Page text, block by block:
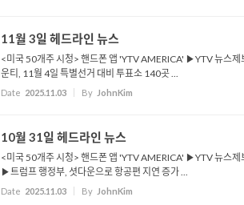
11월 3일 헤드라인 뉴스
<미국 50개주 시청> 핸드폰 앱 'YTV AMERICA' ▶YTV 뉴스
운티, 11월 4일 특별선거 대비 투표소 140곳 ...
Date 2025.11.03 By JohnKim
10월 31일 헤드라인 뉴스
<미국 50개주 시청> 핸드폰 앱 'YTV AMERICA' ▶YTV 뉴스
▶트럼프 행정부, 셧다운으로 항공편 지연 증가 ...
Date 2025.11.03 By JohnKim